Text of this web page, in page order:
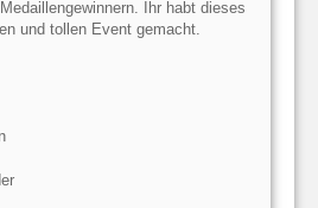
Ihr habt dieses
und tollen Event gemacht.